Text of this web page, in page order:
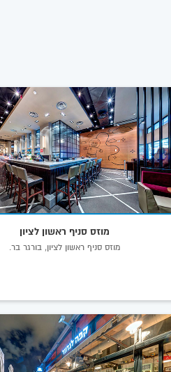
מוזס סניף ראשון לציון
מוזס סניף ראשון לציון, בורגר בר.